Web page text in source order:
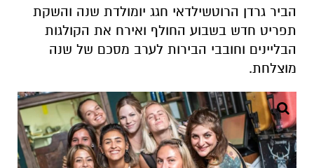
הביר גרדן הרוטשילדאי חגג יומולדת שנה והשקת
תפריט חדש בשבוע החולף ואירח את הקולגות
הבליינים וחובבי הבירות לערב מסכם של שנה
מוצלחת.